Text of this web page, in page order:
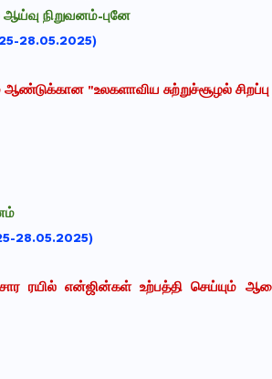
நிறுவனம்-புனே
28.05.2025)
"உலகளாவிய சுற்றுச்சூழல்
28.05.2025)
ரயில் என்ஜின்கள்உற்பத்திசெய்யும்